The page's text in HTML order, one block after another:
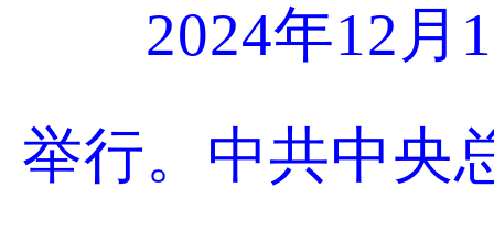
2024年12月
举行。中共中央